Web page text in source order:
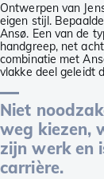
Ontwerpen van
eigen stijl.
Ansø. Een van de
handgreep, net
combinatie met
vlakke deel geleidt
Niet
weg kiezen,
zijn werk en
carrière.